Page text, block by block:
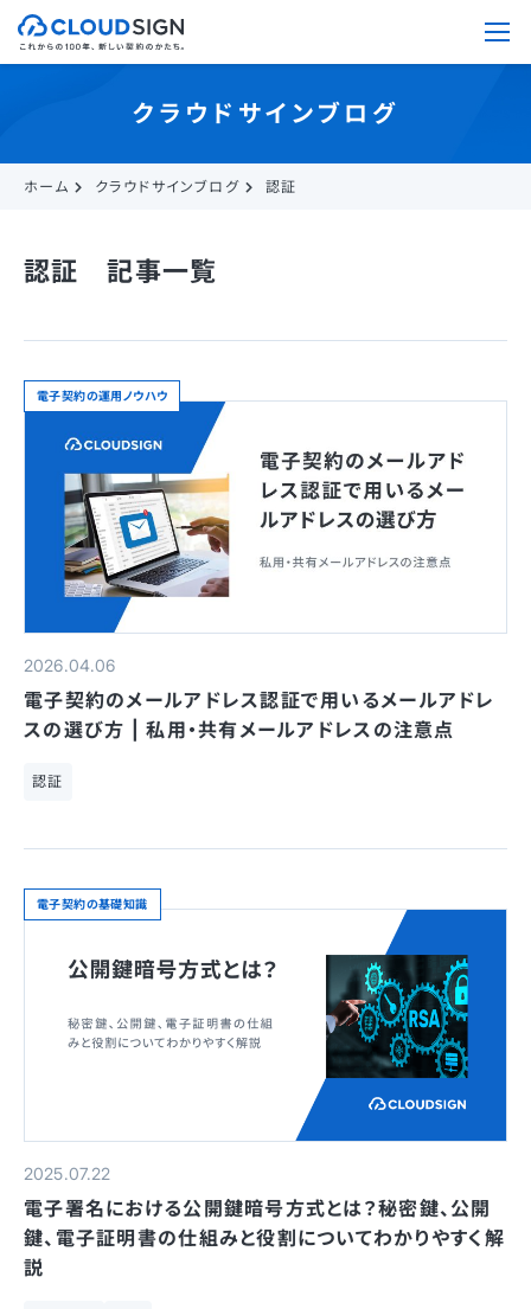
クラウドサインブログ
ホーム クラウドサインブログ 認証
認証 記事一覧
電子契約の運用ノウハウ
2026.04.06
電子契約のメールアドレス認証で用いるメールアドレ
スの選び方 | 私用・共有メールアドレスの注意点
認証
電子契約の基礎知識
2025.07.22
電子署名における公開鍵暗号方式とは？秘密鍵、公開
鍵、電子証明書の仕組みと役割についてわかりやすく解
説